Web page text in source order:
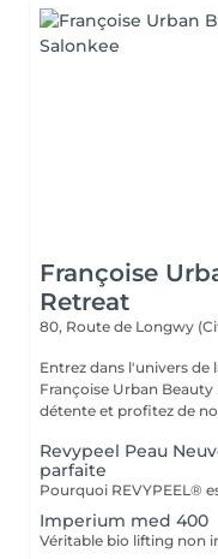
Françoise
Retreat
80, Route de Longwy
Entrez dans l'univers de
Françoise Urban
détente et profitez de
Revypeel Peau
parfaite
Imperium med 400